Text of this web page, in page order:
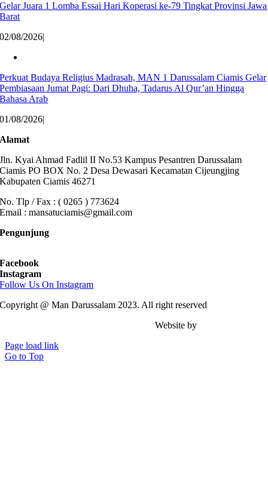
Gelar Juara 1 Lomba Essai Hari Koperasi ke-79 Tingkat Provinsi Jawa
Barat
02/08/2026|
Perkuat Budaya Religius Madrasah, MAN 1 Darussalam Ciamis Gelar
Pembiasaan Jumat Pagi: Dari Dhuha, Tadarus Al Qur’an Hingga
Bahasa Arab
01/08/2026|
Alamat
Jln. Kyai Ahmad Fadlil II No.53 Kampus Pesantren Darussalam
Ciamis PO BOX No. 2 Desa Dewasari Kecamatan Cijeungjing
Kabupaten Ciamis 46271
No. Tlp / Fax : ( 0265 ) 773624
Email : mansatuciamis@gmail.com
Pengunjung
Facebook
Instagram
Follow Us On Instagram
Copyright @ Man Darussalam 2023. All right reserved
Website by
Page load link
Go to Top